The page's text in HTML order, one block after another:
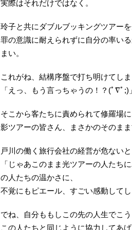
実際はそれだけではなく。
玲子と共にダブルブッキングツアー
罪の意識に耐えられずに自分の率い
まい。
これがね、結構序盤で打ち明けてし
「えっ、もう言っちゃうの！？(ﾟ∇ﾟ
そこから客たちに責められて修羅場
影ツアーの皆さん、まさかのそのま
戸川の働く旅行会社の経営が危ない
「じゃあこのまま光ツアーの人たち
の人たちの温かさに、
不覚にもピエール、すごい感動して
でね、自分ももしこの先の人生でこ
この人たちと同じように協力してあ